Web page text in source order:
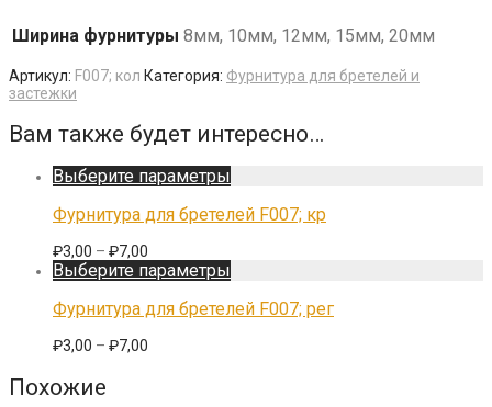
Ширина фурнитуры 8мм, 10мм, 12мм, 15мм, 20мм
Артикул: F007; кол Категория: Фурнитура для бретелей и
застежки
Вам также будет интересно…
Выберите параметры
товар
имеет
несколько
Опции
можно
на
Фурнитура для бретелей F007; кр
₽3,00 – ₽7,00
цен:
₽3,00
–
₽7,00
Выберите параметры
товар
имеет
несколько
Фурнитура для бретелей F007; рег
₽3,00 – ₽7,00
Похожие